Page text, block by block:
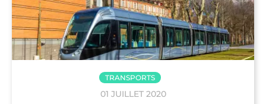
TRANSPORTS
01 JUILLET 2020